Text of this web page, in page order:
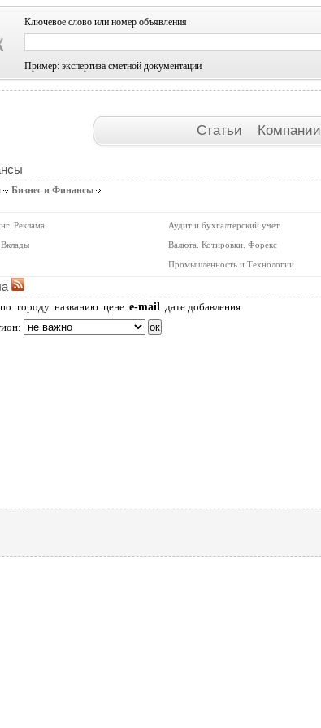
Ключевое слово или номер объявления
Пример: экспертиза сметной документации
Статьи Компании
Бизнес и Финансы
Реклама Аудит и бухгалтерский учет
Валюта. Котировки. Форекс
Промышленность и Технологии
городу названию цене e-mail дате добавления